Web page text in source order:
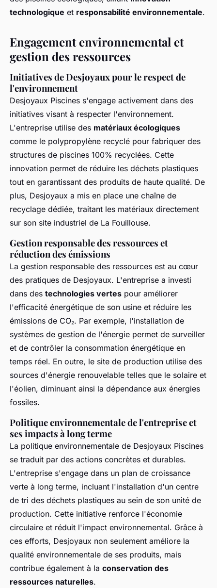
technologique et responsabilité environnementale.
Engagement environnemental et
gestion des ressources
Initiatives de Desjoyaux pour le respect de
l'environnement
Desjoyaux Piscines s'engage activement dans des
initiatives visant à respecter l'environnement.
L'entreprise utilise des matériaux écologiques
comme le polypropylène recyclé pour fabriquer des
structures de piscines 100% recyclées. Cette
innovation permet de réduire les déchets plastiques
tout en garantissant des produits de haute qualité. De
plus, Desjoyaux a mis en place une chaîne de
recyclage dédiée, traitant les matériaux directement
sur son site industriel de La Fouillouse.
Gestion responsable des ressources et
réduction des émissions
La gestion responsable des ressources est au cœur
des pratiques de Desjoyaux. L'entreprise a investi
dans des technologies vertes pour améliorer
l'efficacité énergétique de son usine et réduire les
émissions de CO₂. Par exemple, l'installation de
systèmes de gestion de l'énergie permet de surveiller
et de contrôler la consommation énergétique en
temps réel. En outre, le site de production utilise des
sources d'énergie renouvelable telles que le solaire et
l'éolien, diminuant ainsi la dépendance aux énergies
fossiles.
Politique environnementale de l'entreprise et
ses impacts à long terme
La politique environnementale de Desjoyaux Piscines
se traduit par des actions concrètes et durables.
L'entreprise s'engage dans un plan de croissance
verte à long terme, incluant l'installation d'un centre
de tri des déchets plastiques au sein de son unité de
production. Cette initiative renforce l'économie
circulaire et réduit l'impact environnemental. Grâce à
ces efforts, Desjoyaux non seulement améliore la
qualité environnementale de ses produits, mais
contribue également à la conservation des
ressources naturelles.